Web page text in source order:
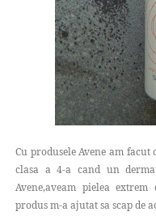
Cu produsele Avene am
clasa a 4-a cand un
Avene,aveam pielea
produs m-a ajutat sa scap de